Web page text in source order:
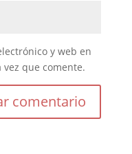
y web en
que comente.